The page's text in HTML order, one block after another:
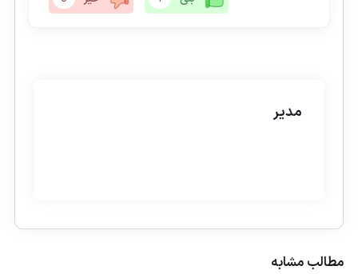
مدیر
مطالب مشابه